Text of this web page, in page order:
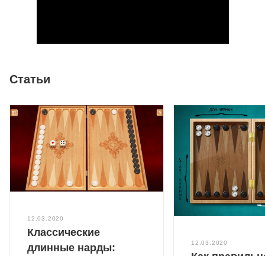
Статьи
12.03.2020
Классические
длинные нарды:
12.03.2020